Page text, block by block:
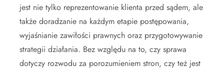
jest nie tylko reprezentowanie klienta przed sądem, ale
także doradzanie na każdym etapie postępowania,
wyjaśnianie zawiłości prawnych oraz przygotowywanie
strategii działania. Bez względu na to, czy sprawa
dotyczy rozwodu za porozumieniem stron, czy też jest